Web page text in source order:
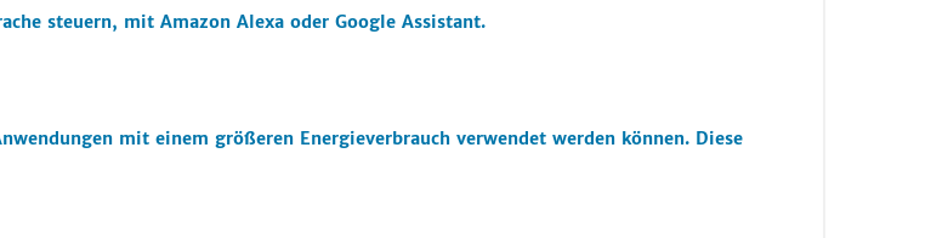
steuern, mit Amazon Alexa oder Google Assistant.
mit einem größeren Energieverbrauch verwendet werden können. Diese